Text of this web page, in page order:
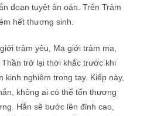
đoạn tuyệt ân oán. Trên Trảm
hết thương sinh.
trảm yêu, Ma giới trảm ma,
trở lại thời khắc trước khi
kinh nghiệm trong tay. Kiếp này,
không ai có thể tổn thương
Hắn sẽ bước lên đỉnh cao,